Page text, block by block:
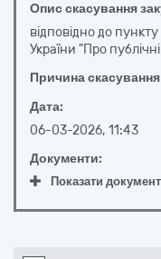
Опис скасування
відповідно до
України "Про публічні
Причина скасування
Дата:
06-03-2026, 11:43
Документи:
Показати